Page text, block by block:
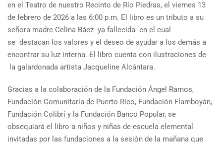
en el Teatro de nuestro Recinto de Río Piedras, el viernes 13
de febrero de 2026 a las 6:00 p.m. El libro es un tributo a su
señora madre Celina Báez -ya fallecida- en el cual
se destacan los valores y el deseo de ayudar a los demás a
encontrar su luz interna. El libro cuenta con ilustraciones de
la galardonada artista Jacqueline Alcántara.
Gracias a la colaboración de la Fundación Ángel Ramos,
Fundación Comunitaria de Puerto Rico, Fundación Flamboyán,
Fundación Colibrí y la Fundación Banco Popular, se
obsequiará el libro a niños y niñas de escuela elemental
invitadas por las fundaciones a la sesión de la mañana que